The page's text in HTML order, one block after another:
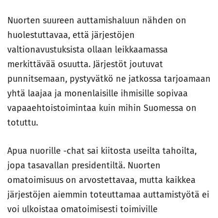
Nuorten suureen auttamishaluun nähden on
huolestuttavaa, että järjestöjen
valtionavustuksista ollaan leikkaamassa
merkittävää osuutta. Järjestöt joutuvat
punnitsemaan, pystyvätkö ne jatkossa tarjoamaan
yhtä laajaa ja monenlaisille ihmisille sopivaa
vapaaehtoistoimintaa kuin mihin Suomessa on
totuttu.
Apua nuorille -chat sai kiitosta useilta tahoilta,
jopa tasavallan presidentiltä. Nuorten
omatoimisuus on arvostettavaa, mutta kaikkea
järjestöjen aiemmin toteuttamaa auttamistyötä ei
voi ulkoistaa omatoimisesti toimiville